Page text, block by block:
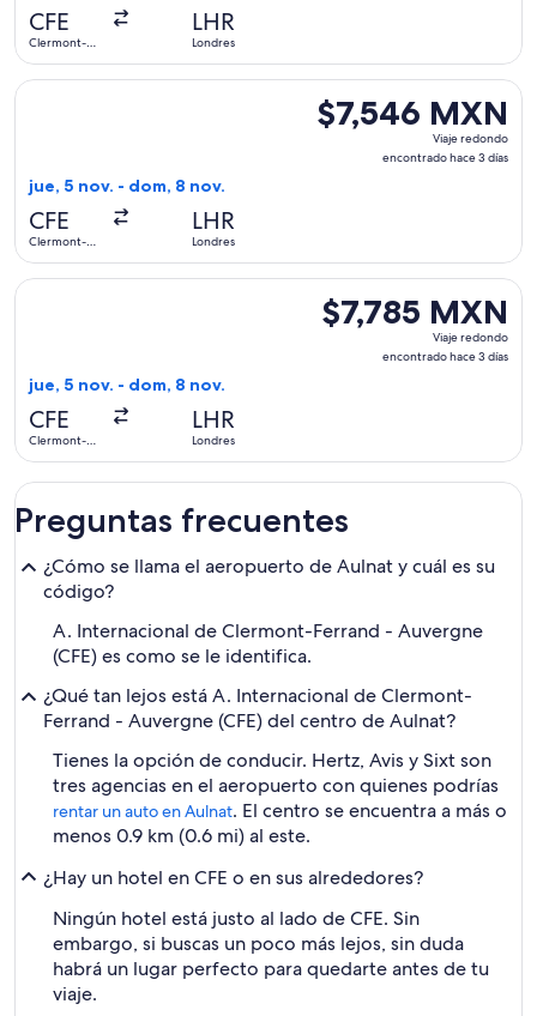
CFE
Clermont-
LHR
Londres
$7,546 MXN
Viaje
redondo,
$7,546 MXN
Viaje redondo
encontrado hace 3 días
jue, 5 nov. - dom, 8 nov.
CFE
Clermont-
LHR
Londres
Seleccionar vuelo de Air France, con salida el jue, 5 nov.
$7,785 MXN
Viaje
redondo,
$7,785 MXN
Viaje redondo
encontrado hace 3 días
jue, 5 nov. - dom, 8 nov.
CFE
Clermont-
LHR
Londres
Seleccionar vuelo de Air France, con salida el jue, 5 nov.
Preguntas frecuentes
¿Cómo se llama el aeropuerto de Aulnat y cuál es su
código?
A. Internacional de Clermont-Ferrand - Auvergne
(CFE) es como se le identifica.
¿Qué tan lejos está A. Internacional de Clermont-
Ferrand - Auvergne (CFE) del centro de Aulnat?
Tienes la opción de conducir. Hertz, Avis y Sixt son
tres agencias en el aeropuerto con quienes podrías
rentar un auto en Aulnat. El centro se encuentra a más o
menos 0.9 km (0.6 mi) al este.
¿Hay un hotel en CFE o en sus alrededores?
Ningún hotel está justo al lado de CFE. Sin
embargo, si buscas un poco más lejos, sin duda
habrá un lugar perfecto para quedarte antes de tu
viaje.